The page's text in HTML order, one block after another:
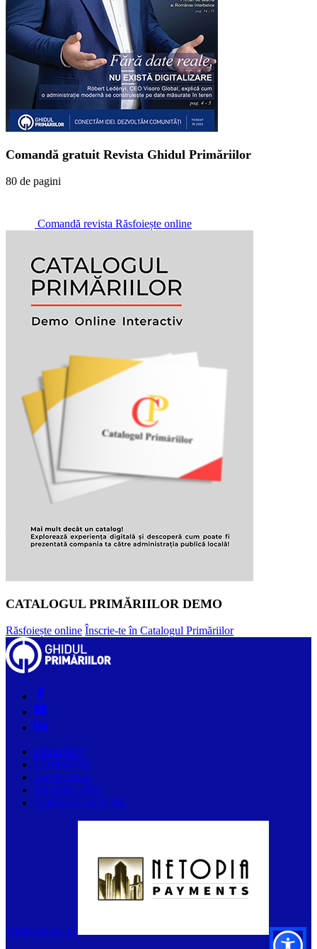
Comandă gratuit Revista Ghidul Primăriilor
80 de pagini
Comandă revista Răsfoiește online
CATALOGUL PRIMĂRIILOR DEMO
Răsfoiește online Înscrie-te în Catalogul Primăriilor
PRIMĂRII
COMPANII
ARTICOLE
DESPRE NOI
CONTACTAȚI-NE
Plătiți online cu